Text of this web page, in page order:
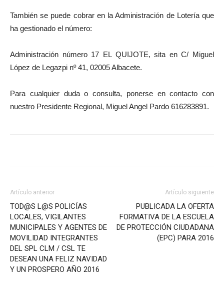
También se puede cobrar en la Administración de Lotería que
ha gestionado el número:
Administración número 17 EL QUIJOTE, sita en C/ Miguel
López de Legazpi nº 41, 02005 Albacete.
Para cualquier duda o consulta, ponerse en contacto con
nuestro Presidente Regional, Miguel Angel Pardo 616283891.
Artículo anterior
TOD@S L@S POLICÍAS
LOCALES, VIGILANTES
MUNICIPALES Y AGENTES DE
MOVILIDAD INTEGRANTES
DEL SPL CLM / CSL TE
DESEAN UNA FELIZ NAVIDAD
Y UN PROSPERO AÑO 2016
Artículo siguiente
PUBLICADA LA OFERTA
FORMATIVA DE LA ESCUELA
DE PROTECCIÓN CIUDADANA
(EPC) PARA 2016